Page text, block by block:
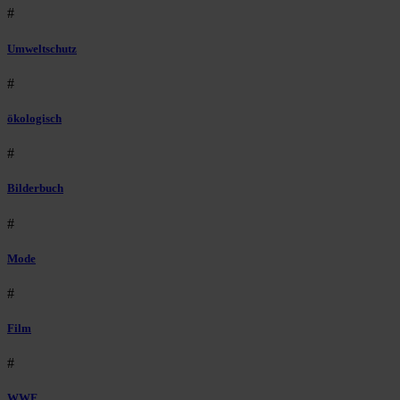
#
Umweltschutz
#
ökologisch
#
Bilderbuch
#
Mode
#
Film
#